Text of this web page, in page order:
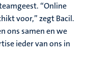
“Online
voor,” zegt Bacil.
ons samen en we
ieder van ons in